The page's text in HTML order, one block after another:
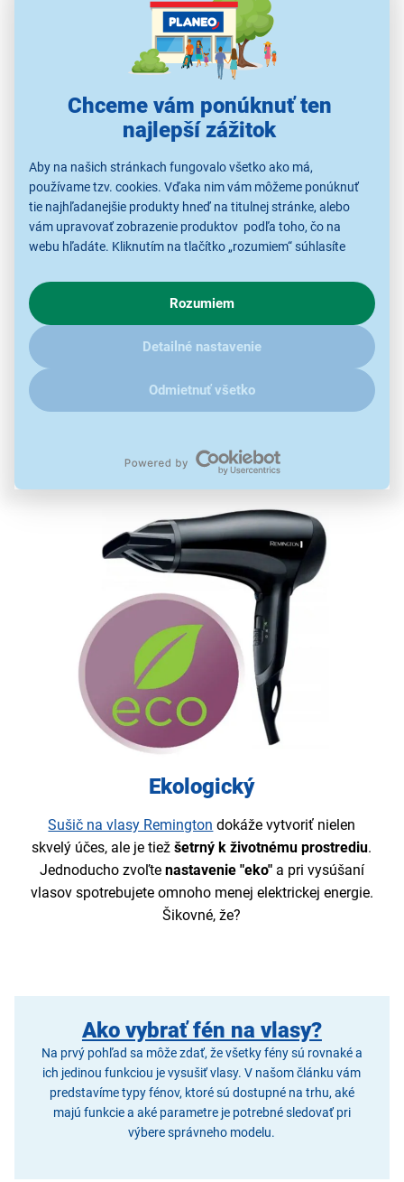
Chceme vám ponúknuť ten
najlepší zážitok
Aby na našich stránkach fungovalo všetko ako má,
používame tzv. cookies. Vďaka nim vám môžeme ponúknuť
tie najhľadanejšie produkty hneď na titulnej stránke, alebo
vám upravovať zobrazenie produktov podľa toho, čo na
webu hľadáte. Kliknutím na tlačítko „rozumiem“ súhlasíte
o chovaní na webe pre zobrazovaní cielených reklám.
V prípade že vás zaujímajú detaily, ako u nás s cookies a
ďalšími údaji pracujeme, kliknitesem.
Rozumiem
Detailné nastavenie
Odmietnuť všetko
Krásny účes na každý deň
Tento krásny sušič na vlasy Remington D3010 je
výkonom 2 000 W akeramicko-ionizačnou mriežkou
Ekologický
Sušič na vlasy Remington dokáže vytvoriť nielen
skvelý účes, ale je tiežšetrný k životnému prostrediu.
Jednoducho zvoľte nastavenie "eko" a pri vysúšaní
vlasov spotrebujete omnoho menej elektrickej energie.
Šikovné, že?
Ako vybrať fén na vlasy?
Na prvý pohľad sa môže zdať, že všetky fény sú rovnaké a
ich jedinou funkciou je vysušiť vlasy. V našom článku vám
predstavíme typy fénov, ktoré sú dostupné na trhu, aké
majú funkcie a aké parametre je potrebné sledovať pri
výbere správneho modelu.